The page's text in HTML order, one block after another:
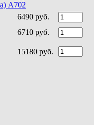
A702
6490 руб.
6710 руб.
15180 руб.